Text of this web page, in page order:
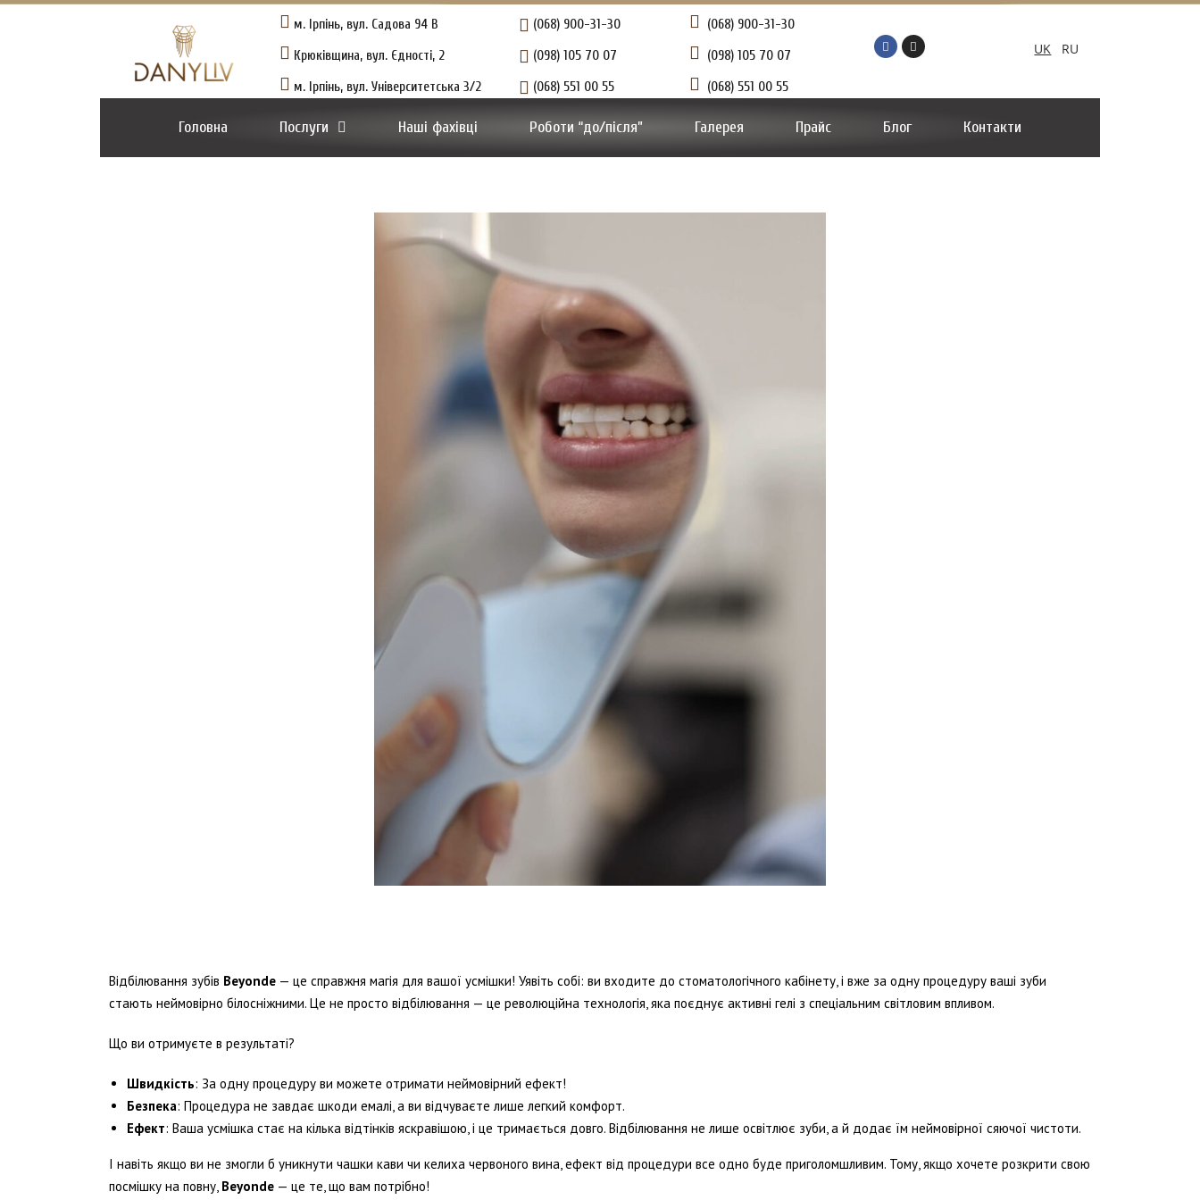
м. Ірпінь, вул. Садова 94 В
Крюківщина, вул. Єдності, 2
м. Ірпінь, вул. Університетська 3/2
(068) 900-31-30
(098) 105 70 07
(068) 551 00 55
(068) 900-31-30
(098) 105 70 07
(068) 551 00 55
UK RU
Головна Послуги Наші фахівці Роботи “до/після” Галерея Прайс Блог Контакти
Відбілювання зубів Beyonde — це справжня магія для вашої усмішки! Уявіть собі: ви входите до стоматологічного кабінету, і вже за одну процедуру ваші зуби
стають неймовірно білосніжними. Це не просто відбілювання — це революційна технологія, яка поєднує активні гелі з спеціальним світловим впливом.
Що ви отримуєте в результаті?
Швидкість: За одну процедуру ви можете отримати неймовірний ефект!
Безпека: Процедура не завдає шкоди емалі, а ви відчуваєте лише легкий комфорт.
Ефект: Ваша усмішка стає на кілька відтінків яскравішою, і це тримається довго. Відбілювання не лише освітлює зуби, а й додає їм неймовірної сяючої чистоти.
І навіть якщо ви не змогли б уникнути чашки кави чи келиха червоного вина, ефект від процедури все одно буде приголомшливим. Тому, якщо хочете розкрити свою
посмішку на повну, Beyonde — це те, що вам потрібно!